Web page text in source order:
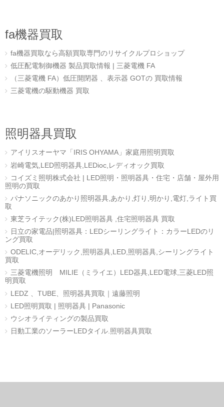
fa機器買取
fa機器買取なら高額買取専門のリサイクルプロショップ
低圧配電制御機器 製品買取情報 | 三菱電機 FA
（三菱電機 FA）低圧開閉器 、表示器 GOTの 買取情報
三菱電機の駆動機器 買取
照明器具買取
アイリスオーヤマ「IRIS OHYAMA」家庭用照明買取
岩崎電気,LED照明器具,LEDioc,レディオック買取
コイズミ照明株式会社 | LED照明・照明器具・住宅・店舗・屋外用
照明の買取
パナソニックのあかり照明器具,あかり,灯り,明かり,電灯,ライト買
取
東芝ライテック(株)LED照明器具 ,住宅照明器具 買取
日立の家電品|照明器具：LEDシーリングライト：カラーLEDのリ
ング買取
ODELIC,オーデリック,照明器具,LED,照明器具,シーリングライト
買取
三菱電機照明 MILIE（ミライエ）LED器具,LED電球,三菱LED照
明買取
LEDZ 、TUBE、照明器具買取｜遠藤照明
LED照明買取 | 照明器具 | Panasonic
ウシオライティングの製品買取
日動工業のソーラーLEDタイル.照明器具買取